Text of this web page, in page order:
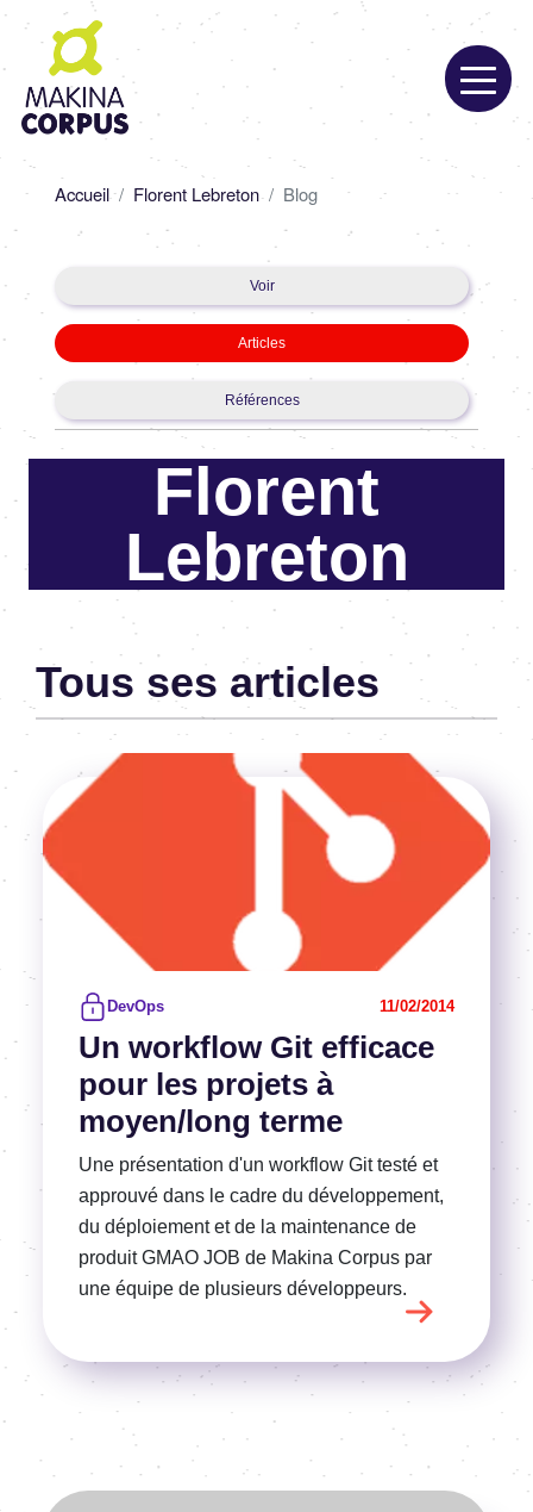
Aller
contenu
principal
d'Ariane
Accueil Florent Lebreton Blog
Primary
tabs
Voir
Articles
Références
Florent
Lebreton
Tous ses articles
Un workflow Git efficace
pour les projets à
moyen/long terme
DevOps 11/02/2014
Une présentation d'un workflow Git testé et
approuvé dans le cadre du développement,
du déploiement et de la maintenance de
produit GMAO JOB de Makina Corpus par
une équipe de plusieurs développeurs.
Voir l'article
Image